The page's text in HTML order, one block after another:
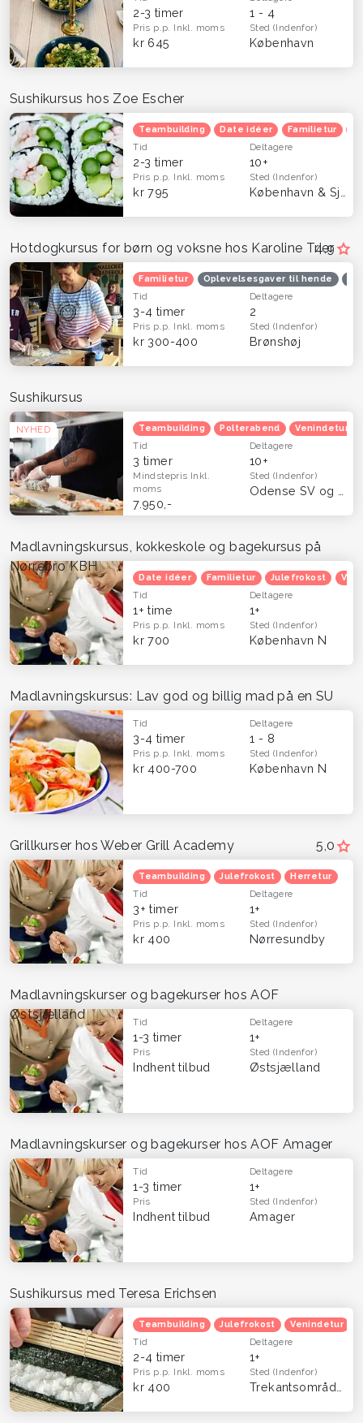
2-3 timer 1 - 4
Pris p.p. Inkl. moms
kr 645
Sted(Indenfor)
København
Sushikursus hos Zoe Escher
Teambuilding Date idéer Familietur
Tid
2-3 timer
Deltagere
10+
Pris p.p. Inkl. moms
kr 795
Sted(Indenfor)
4,9
Hotdogkursus for børn og voksne hos Karoline Trier
Familietur Oplevelsesgaver til hende
Tid
3-4 timer
Deltagere
2
Pris p.p. Inkl. moms
kr 300-400
Sted(Indenfor)
Brønshøj
NYHED
Sushikursus
Teambuilding Polterabend Venindetur
Tid
3 timer
Deltagere
10+
Mindstepris Inkl.
moms
7.950,-
Sted(Indenfor)
Madlavningskursus, kokkeskole og bagekursus på
Nørrebro KBH
Date idéer Familietur Julefrokost
Tid
1+ time
Deltagere
1+
Pris p.p. Inkl. moms
kr 700
Sted(Indenfor)
København N
Madlavningskursus: Lav god og billig mad på en SU
Tid
3-4 timer
Deltagere
1 - 8
Pris p.p. Inkl. moms
kr 400-700
Sted(Indenfor)
København N
5,0
Grillkurser hos Weber Grill Academy
Teambuilding Julefrokost Herretur
Tid
3+ timer
Deltagere
1+
Pris p.p. Inkl. moms
kr 400
Sted(Indenfor)
Nørresundby
Madlavningskurser og bagekurser hos AOF
Østsjælland
Tid
1-3 timer
Deltagere
1+
Pris
Indhent tilbud
Sted(Indenfor)
Østsjælland
Madlavningskurser og bagekurser hos AOF Amager
Tid
1-3 timer
Deltagere
1+
Pris
Indhent tilbud
Sted(Indenfor)
Amager
Sushikursus med Teresa Erichsen
Teambuilding Julefrokost Venindetur
Tid
2-4 timer
Deltagere
1+
Pris p.p. Inkl. moms
kr 400
Sted(Indenfor)